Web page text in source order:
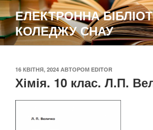
Перейти
до
вмісту
ЕЛЕКТРОННА
КОЛЕДЖУ СНАУ
ОПУБЛІКОВАНО
16 КВІТНЯ, 2024 АВТОРОМ EDITOR
Хімія. 10 клас. Л.П.